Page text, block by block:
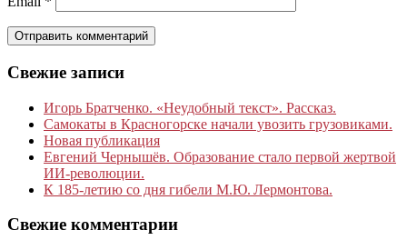
Свежие записи
Игорь Братченко. «Неудобный текст». Рассказ.
Самокаты в Красногорске начали увозить грузовиками.
Новая публикация
Евгений Чернышёв. Образование стало первой жертвой
ИИ-революции.
К 185‑летию со дня гибели М.Ю. Лермонтова.
Свежие комментарии